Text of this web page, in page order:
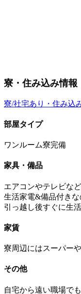
寮・住み込み情報
寮/社宅あり・住み込
部屋タイプ
ワンルーム寮完備
家具・備品
エアコンやテレビなど
生活家電&備品付きな
引っ越し後すぐに生
家賃
寮周辺にはスーパー
その他
自宅から遠い職場で